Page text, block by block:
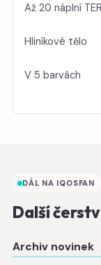
Až 20 náplní
Hliníkové tělo
V 5 barvách
DÁL NA IQOSFAN
Další
Archiv novinek